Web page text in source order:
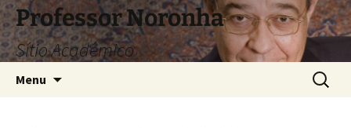
Pular
para
o
conteúdo
Professor Noronha
Sítio Acadêmico
Menu
por: